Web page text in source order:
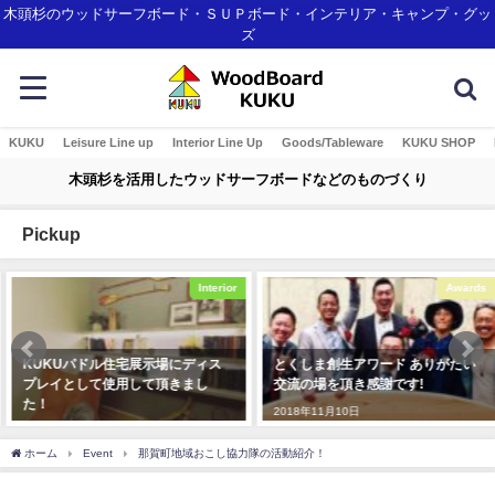
木頭杉のウッドサーフボード・ＳＵＰボード・インテリア・キャンプ・グッ
ズ
KUKU Leisure Line up Interior Line Up Goods/Tableware KUKU SHOP
木頭杉を活用したウッドサーフボードなどのものづくり
Pickup
Interior
KUKUパドル住宅展示場にディス
プレイとして使用して頂きまし
た！
Awards
とくしま創生アワード ありがたい
交流の場を頂き感謝です!
2018年11月10日
ホーム Event 那賀町地域おこし協力隊の活動紹介！